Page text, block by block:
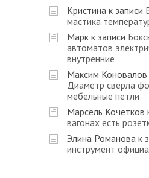
Кристина к записи
мастика
Марк к записи
автоматов
внутренние
Максим Коновалов
Диаметр сверла
мебельные петли
Марсель Кочетков
вагонах есть
Элина Романова к
инструмент